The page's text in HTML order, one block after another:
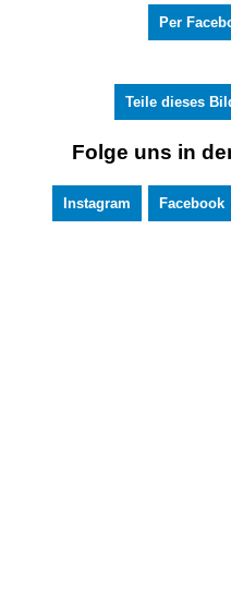
Per
Teile dieses
Folge uns in
Instagram Facebook